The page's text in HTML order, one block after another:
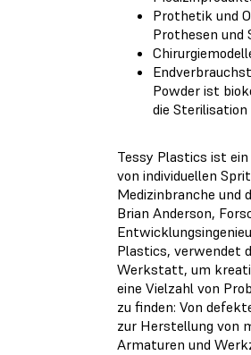
Prothetik und
Prothesen und
Powder ist
die Sterilisation
Tessy Plastics ist
von individuellen
Medizinbranche und
Brian Anderson,
Plastics, verwendet
Werkstatt, um
eine Vielzahl von
zu finden: Von
zur Herstellung von
Armaturen und